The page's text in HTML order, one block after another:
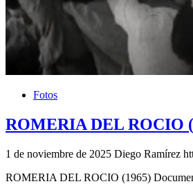
Fotos
ROMERIA DEL ROCIO
1 de noviembre de 2025 Diego Ramírez
ROMERIA DEL ROCIO (1965)